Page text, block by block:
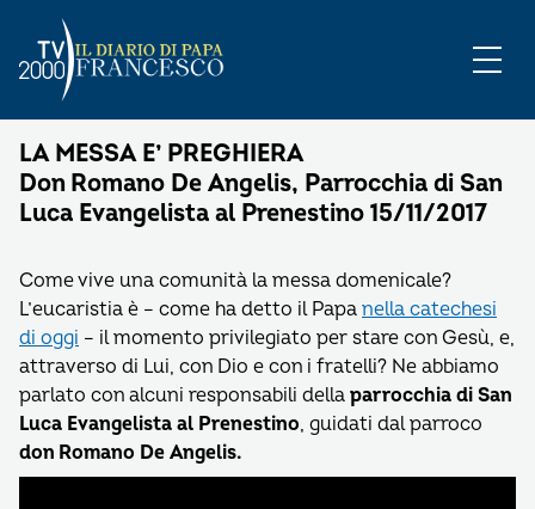
LA MESSA E’ PREGHIERA
Don Romano De Angelis, Parrocchia di San
Luca Evangelista al Prenestino 15/11/2017
Come vive una comunità la messa domenicale?
L’eucaristia è – come ha detto il Papa nella catechesi
di oggi – il momento privilegiato per stare con Gesù, e,
attraverso di Lui, con Dio e con i fratelli? Ne abbiamo
parlato con alcuni responsabili della parrocchia di San
Luca Evangelista al Prenestino, guidati dal parroco
don Romano De Angelis.